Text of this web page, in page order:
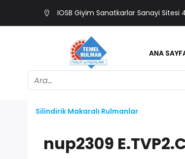
IOSB Giyim Sanatkarlar Sanayi Sitesi
ANA
Silindirik Makaralı Rulmanlar
nup2309